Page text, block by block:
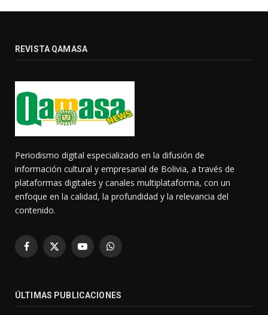
REVISTA QAMASA
Periodismo digital especializado en la difusión de
información cultural y empresarial de Bolivia, a través de
plataformas digitales y canales multiplataforma, con un
enfoque en la calidad, la profundidad y la relevancia del
contenido.
Facebook
X
YouTubeWhatsApp
ÚLTIMAS PUBLICACIONES